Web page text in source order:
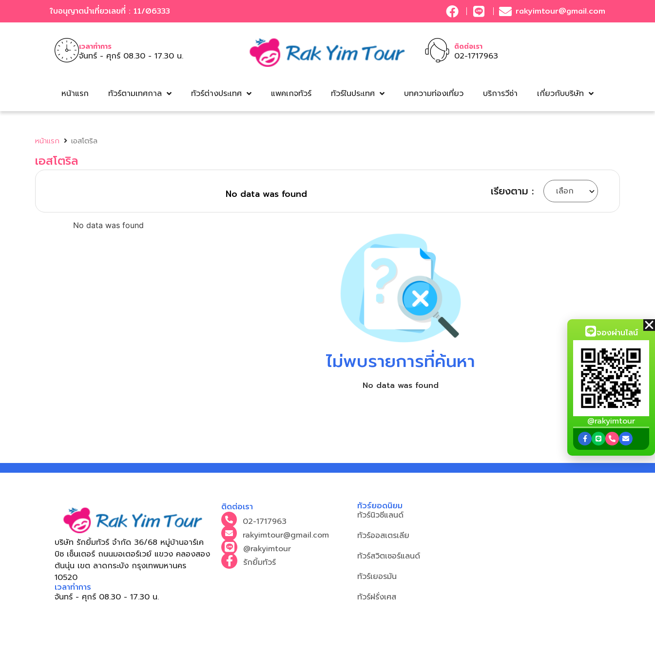
ใบอนุญาตนำเที่ยวเลขที่ : 11/06333 rakyimtour@gmail.com
เวลาทำการ
จันทร์ - ศุกร์ 08.30 - 17.30 น.
ติดต่อเรา
02-1717963
หน้าแรก ทัวร์ตามเทศกาล ทัวร์ต่างประเทศ แพคเกจทัวร์ ทัวร์ในประเทศ บทความท่องเที่ยว บริการวีซ่า เกี่ยวกับบริษัท
หน้าแรก เอสโตริล
เอสโตริล
No data was found เรียงตาม :
No data was found
ไม่พบรายการที่ค้นหา
No data was found
บริษัท รักยิ้มทัวร์ จำกัด 36/68 หมู่บ้านอาร์เค
บิซ เซ็นเตอร์ ถนนมอเตอร์เวย์ แขวง คลองสอง
ต้นนุ่น เขต ลาดกระบัง กรุงเทพมหานคร
10520
เวลาทำการ
จันทร์ - ศุกร์ 08.30 - 17.30 น.
ติดต่อเรา
02-1717963
rakyimtour@gmail.com
@rakyimtour
รักยิ้มทัวร์
ทัวร์ยอดนิยม
ทัวร์นิวซีแลนด์
ทัวร์ออสเตรเลีย
ทัวร์สวิตเซอร์แลนด์
ทัวร์เยอรมัน
ทัวร์ฝรั่งเศส
จองผ่านไลน์
@rakyimtour